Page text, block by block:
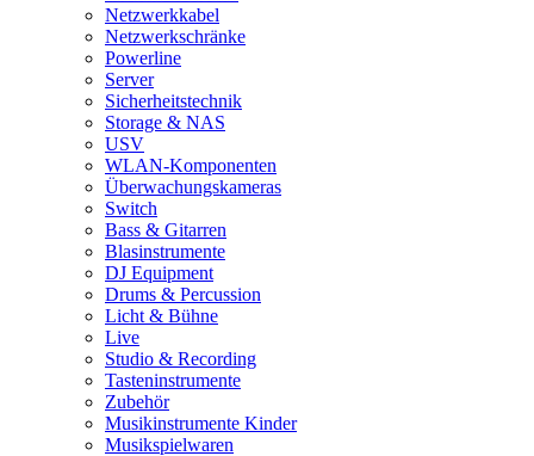
Netzwerkkabel
Netzwerkschränke
Powerline
Server
Sicherheitstechnik
Storage & NAS
USV
WLAN-Komponenten
Überwachungskameras
Switch
Bass & Gitarren
Blasinstrumente
DJ Equipment
Drums & Percussion
Licht & Bühne
Live
Studio & Recording
Tasteninstrumente
Zubehör
Musikinstrumente Kinder
Musikspielwaren